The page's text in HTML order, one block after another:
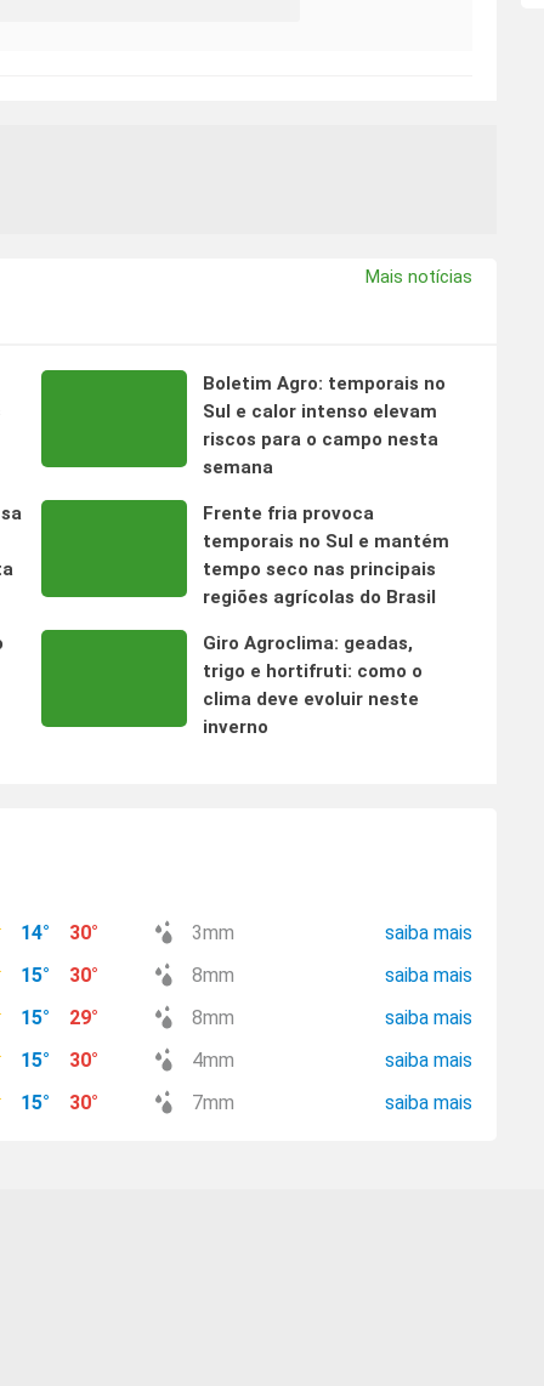
Mais notícias
Boletim Agro: temporais no
Sul e calor intenso elevam
riscos para o campo nesta
semana
Frente fria provoca
temporais no Sul e mantém
tempo seco nas principais
regiões agrícolas do Brasil
Giro Agroclima: geadas,
trigo e hortifruti: como o
clima deve evoluir neste
inverno
14° 30° 3mm
saiba mais
15° 30° 8mm
saiba mais
15° 29° 8mm
saiba mais
15° 30° 4mm
saiba mais
15° 30° 7mm saiba mais